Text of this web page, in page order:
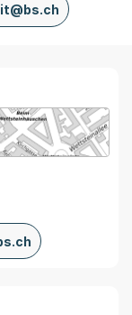
MapBS.
wird in einem